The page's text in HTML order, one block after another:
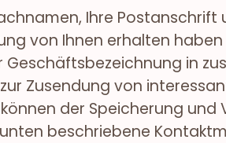
Ihre
von Ihnen erhalten
in
Zusendung von
der Speicherung und
beschriebene